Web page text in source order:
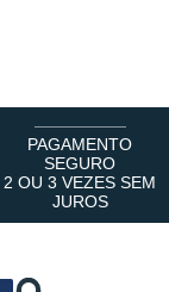
PAGAMENTO
SEGURO
2 OU 3 VEZES SEM
JUROS